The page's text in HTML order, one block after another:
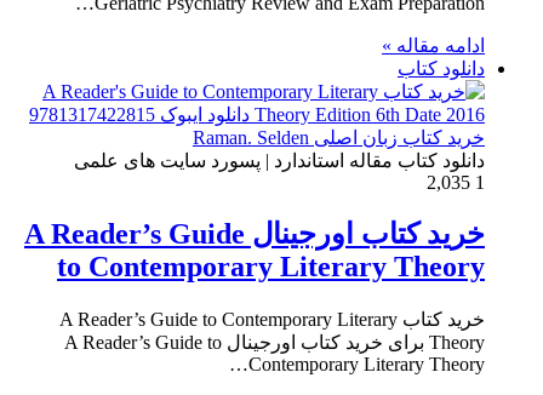
ادامه مقاله »
دانلود کتاب
دانلود کتاب مقاله استاندارد | پسورد سایت های علمی
1
خرید کتاب اورجینال A Reader’s Guide
to Contemporary Literary Theory
خرید کتاب A Reader’s Guide to Contemporary Literary
Theory برای خرید کتاب اورجینال A Reader’s Guide to
Contemporary Literary Theory…